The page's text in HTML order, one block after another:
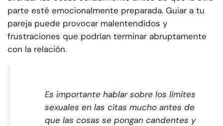
parte esté emocionalmente preparada. Guiar a tu
pareja puede provocar malentendidos y
frustraciones que podrían terminar abruptamente
con la relación.
Es importante hablar sobre los límites
sexuales en las citas mucho antes de
que las cosas se pongan candentes y